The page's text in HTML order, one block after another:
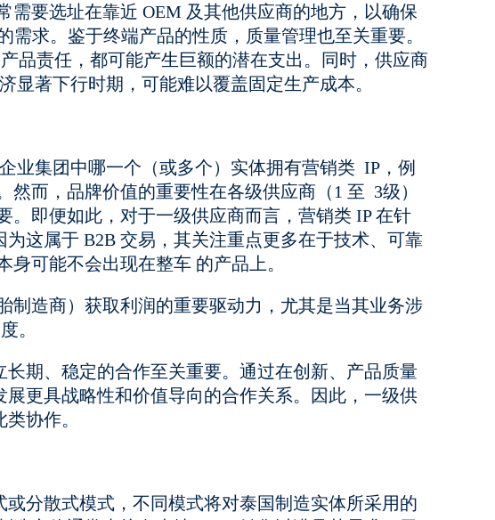
要选址在靠近 OEM 及其他供应商的地方，以确保
求。鉴于终端产品的性质，质量管理也至关重要。
品责任，都可能产生巨额的潜在支出。同时，供应商
著下行时期，可能难以覆盖固定生产成本。
业集团中哪一个（或多个）实体拥有营销类 IP，例
而，品牌价值的重要性在各级供应商（1 至 3级）
即便如此，对于一级供应商而言，营销类 IP 在针
这属于 B2B 交易，其关注重点更多在于技术、可靠
可能不会出现在整车 的产品上。
制造商）获取利润的重要驱动力，尤其是当其业务涉
。
期、稳定的合作至关重要。通过在创新、产品质量
更具战略性和价值导向的合作关系。因此，一级供
协作。
分散式模式，不同模式将对泰国制造实体所采用的